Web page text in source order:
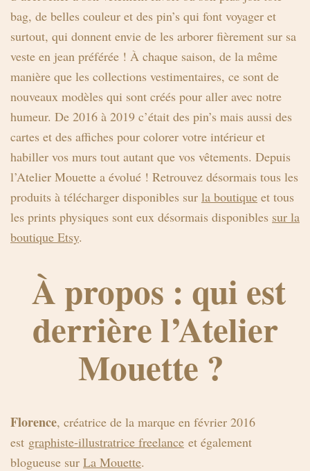
bag, de belles couleur et des pin’s qui font voyager et
surtout, qui donnent envie de les arborer fièrement sur sa
veste en jean préférée ! À chaque saison, de la même
manière que les collections vestimentaires, ce sont de
nouveaux modèles qui sont créés pour aller avec notre
humeur. De 2016 à 2019 c’était des pin’s mais aussi des
cartes et des affiches pour colorer votre intérieur et
habiller vos murs tout autant que vos vêtements. Depuis
l’Atelier Mouette a évolué ! Retrouvez désormais tous les
produits à télécharger disponibles sur la boutique et tous
les prints physiques sont eux désormais disponibles sur la
boutique Etsy.
À propos : qui est
derrière l’Atelier
Mouette ?
Florence, créatrice de la marque en février 2016
est graphiste-illustratrice freelance et également
blogueuse sur La Mouette.